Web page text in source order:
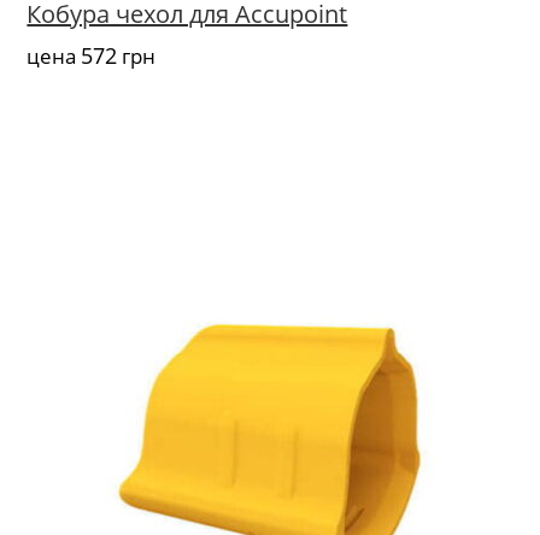
Кобура чехол для Accupoint
цена 572 грн